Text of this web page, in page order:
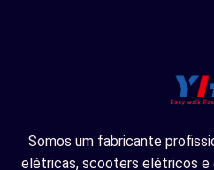
Somos um fabricante
elétricas, scooters elétricos